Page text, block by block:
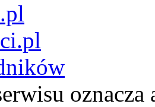
oznacza